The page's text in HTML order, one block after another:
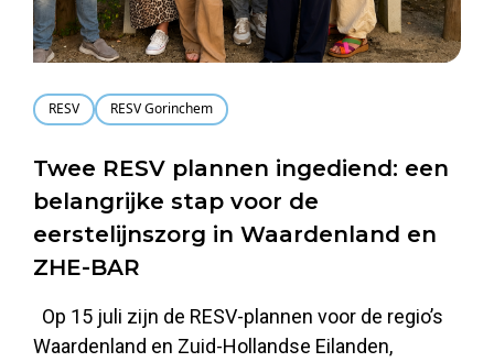
RESV RESV Gorinchem
Twee RESV plannen ingediend: een
belangrijke stap voor de
eerstelijnszorg in Waardenland en
ZHE-BAR
Op 15 juli zijn de RESV-plannen voor de regio’s
Waardenland en Zuid-Hollandse Eilanden,